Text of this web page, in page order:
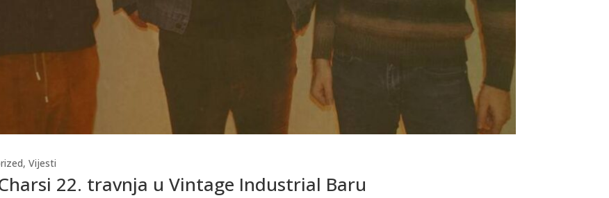
22. travnja u Vintage Industrial Baru
,Vijesti